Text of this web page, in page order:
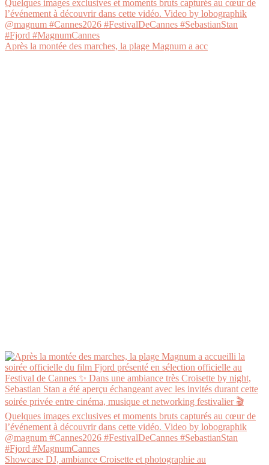
Après la montée des marches, la plage Magnum a acc
Showcase DJ, ambiance Croisette et photographie au